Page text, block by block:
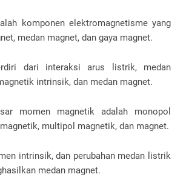
komponen elektromagnetisme yang
medan magnet, dan gaya magnet.
dari interaksi arus listrik, medan
intrinsik, dan medan magnet.
momen magnetik adalah monopol
multipol magnetik, dan magnet.
intrinsik, dan perubahan medan listrik
medan magnet.